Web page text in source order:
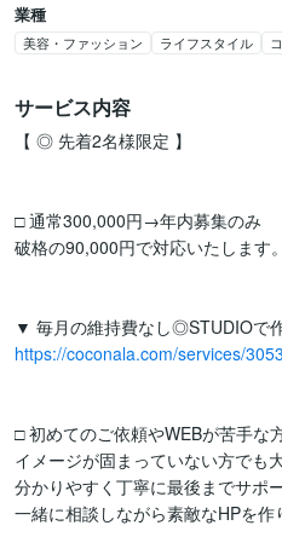
業種
美容・ファッション ライフスタイル
サービス内容
【 ◎ 先着2名様限定 】
□ 通常300,000円→年内募集のみ
破格の90,000円で対応いたします。
https://coconala.com/services/
□ 初めてのご依頼やWEBが苦手な方
イメージが固まっていない方でも
分かりやすく丁寧に最後までサポ
一緒に相談しながら素敵なHPを作